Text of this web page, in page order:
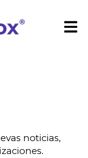
Open
noticias,